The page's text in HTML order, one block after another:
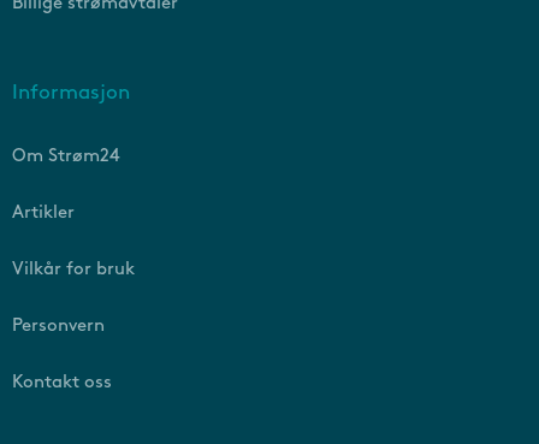
Billige strømavtaler
Informasjon
Om Strøm24
Artikler
Vilkår for bruk
Personvern
Kontakt oss